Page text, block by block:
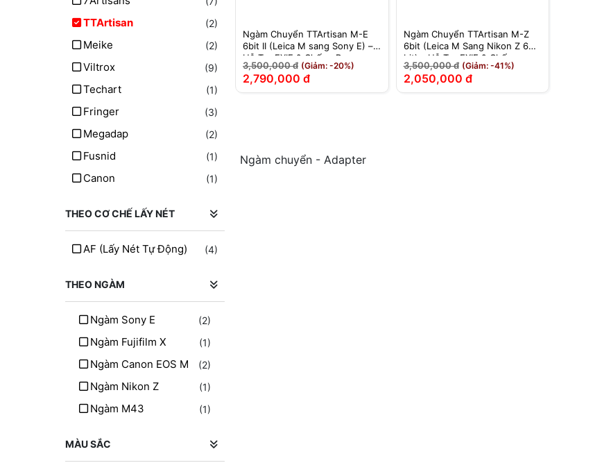
TTArtisan (2)
Meike (2)
Viltrox (9)
Techart (1)
Fringer (3)
Megadap (2)
Fusnid (1)
Canon (1)
THEO CƠ CHẾ LẤY NÉT
AF (lấy Nét Tự Động) (4)
THEO NGÀM
Ngàm Sony E (2)
Ngàm Fujifilm X (1)
Ngàm Canon EOS M (2)
Ngàm Nikon Z (1)
Ngàm M43 (1)
MÀU SẮC
Ngàm Chuyển TTArtisan M-E
6bit II (Leica M sang Sony E) –
Hỗ Trợ EXIF & Chống Rung
3,500,000 đ (Giảm: -20%)
2,790,000 đ
Ngàm Chuyển TTArtisan M-Z
6bit (Leica M Sang Nikon Z 6
bit) - Hỗ Trợ EXIF & Chống
Rung
3,500,000 đ (Giảm: -41%)
2,050,000 đ
Ngàm chuyển - Adapter